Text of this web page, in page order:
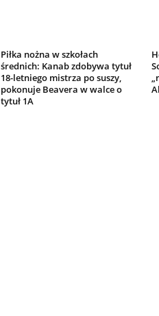
Piłka nożna w szkołach
średnich: Kanab zdobywa tytuł
18-letniego mistrza po suszy,
pokonuje Beavera w walce o
tytuł 1A